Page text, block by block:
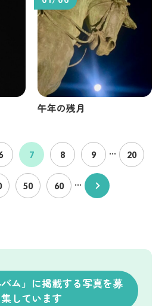
午年の残月
7 8 9 ... 20
50 60 ...
バム」に掲載する写真を募
集しています